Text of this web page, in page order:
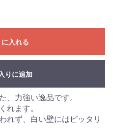
入れる
りに追加
、力強い逸品です。
れます。
れず、白い壁にはピッタリ